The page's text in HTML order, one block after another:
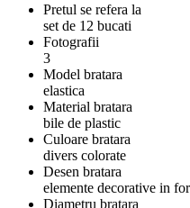
Pretul se refera la
set de 12 bucati
Fotografii
3
Model bratara
elastica
Material bratara
bile de plastic
Culoare bratara
divers colorate
Desen bratara
elemente decorative in
Diametru bratara